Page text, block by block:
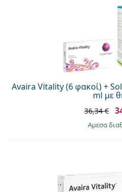
Avaira Vitality (6 φακοί) +
ml με
36,34 €
άμεσα